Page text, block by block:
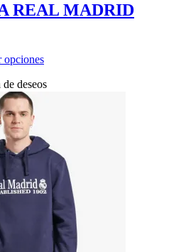
REAL MADRID
opcionesEste
tiene
se
pueden
elegir
en
página
de
producto
deseos